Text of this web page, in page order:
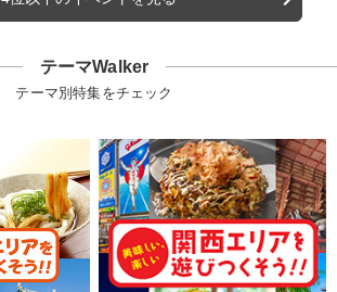
テーマWalker
テーマ別特集をチェック